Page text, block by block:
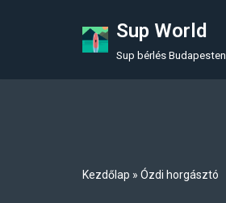
Sup World
Sup bérlés Budapesten
Kezdőlap » Ózdi horgásztó